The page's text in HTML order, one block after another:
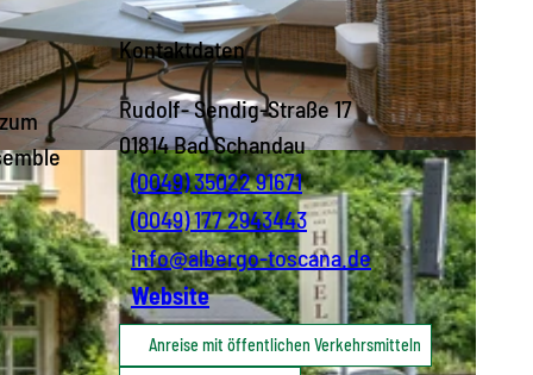
Kontaktdaten
Rudolf- Sendig-Straße 17
01814Bad Schandau
(0049) 35022 91671
(0049) 177 2943443
info@albergo-toscana.de
Website
Anreise mit öffentlichen Verkehrsmitteln